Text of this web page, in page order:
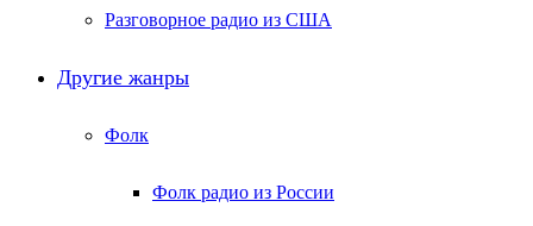
Разговорное радио из США
Другие жанры
Фолк
Фолк радио из России